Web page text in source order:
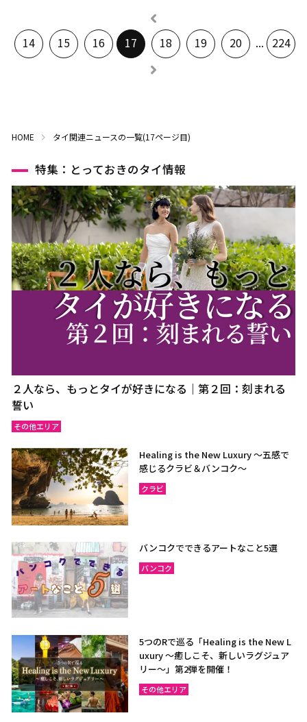
14 15 16 17 18 19 20 ... 224
HOME タイ関連ニュースの一覧(17ページ目)
特集：とっておきのタイ情報
２人なら、もっとタイが好きになる｜第２回：刻まれる
誓い
その他エリア
Healing is the New Luxury ～五感で
感じるクラビ＆バンコク～
クラビ
バンコクでできるアートなこと5選
バンコク
5つのRで巡る「Healing is the New L
uxury ～癒しこそ、新しいラグジュア
リー〜」第2弾を開催！
その他エリア